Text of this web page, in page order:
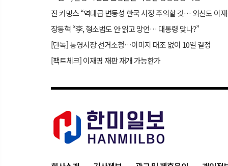
진
장동혁 “李, 형소법도 안 읽고 망언… 대통령 맞나?”
[단독] 통영시장 선거소청…이미지 대조 없이 10일 결정
[팩트체크] 이재명 재판 재개 가능한가